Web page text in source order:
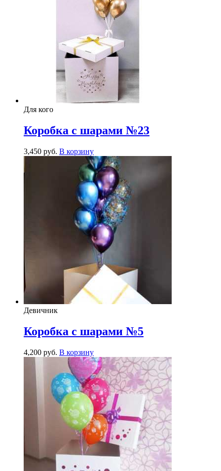
Для кого
Коробка с шарами №23
3,450 руб. В корзину
Девичник
Коробка с шарами №5
4,200 руб. В корзину